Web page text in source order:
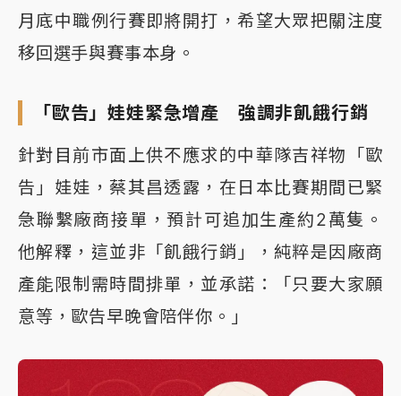
月底中職例行賽即將開打，希望大眾把關注度
移回選手與賽事本身。
「歐告」娃娃緊急增產 強調非飢餓行銷
針對目前市面上供不應求的中華隊吉祥物「歐
告」娃娃，蔡其昌透露，在日本比賽期間已緊
急聯繫廠商接單，預計可追加生產約2萬隻。
他解釋，這並非「飢餓行銷」，純粹是因廠商
產能限制需時間排單，並承諾：「只要大家願
意等，歐告早晚會陪伴你。」